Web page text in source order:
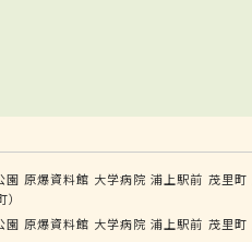
園 原爆資料館 大学病院 浦上駅前 茂里町
園 原爆資料館 大学病院 浦上駅前 茂里町